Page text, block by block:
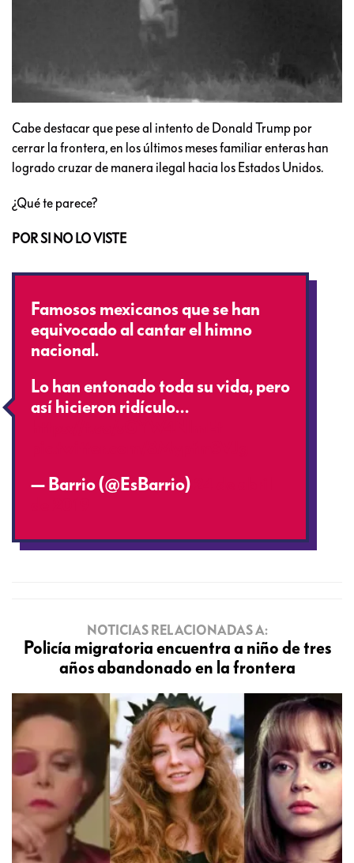
Cabe destacar que pese al intento de Donald Trump por
cerrar la frontera, en los últimos meses familiar enteras han
logrado cruzar de manera ilegal hacia los Estados Unidos.
¿Qué te parece?
POR SI NO LO VISTE
Famosos mexicanos que se han
equivocado al cantar el himno
nacional.
Lo han entonado toda su vida, pero
así hicieron ridículo…
— Barrio (@EsBarrio)
NOTICIAS RELACIONADAS A:
Policía migratoria encuentra a niño de tres
años abandonado en la frontera